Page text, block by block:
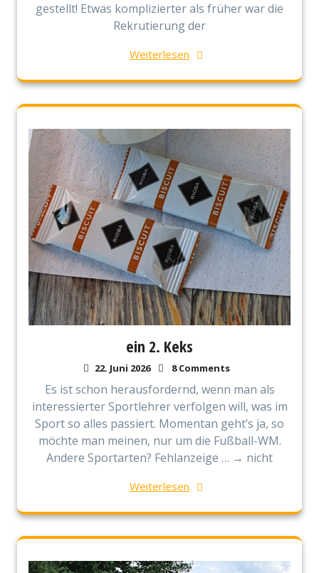
gestellt! Etwas komplizierter als früher war die
Rekrutierung der
Weiterlesen
ein 2. Keks
22. Juni 2026 8 Comments
Es ist schon herausfordernd, wenn man als
interessierter Sportlehrer verfolgen will, was im
Sport so alles passiert. Momentan geht’s ja, so
möchte man meinen, nur um die Fußball-WM.
Andere Sportarten? Fehlanzeige … → nicht
Weiterlesen